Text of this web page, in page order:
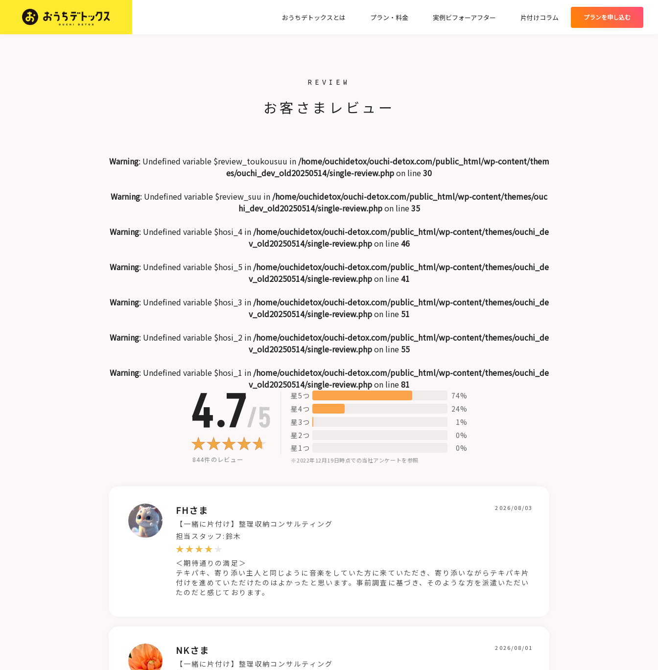
おうちデトックスとは プラン・料金
【オプション】インテリアコンサルプラン
【お掃除】家事代行サービスプラン
実例ビフォーアフター 片付けコラム プランを申し込む
REVIEW
お客さまレビュー
Warning: Undefined variable $review_toukousuu in /home/ouchidetox/ouchi-detox.com/public_html/wp-content/them
es/ouchi_dev_old20250514/single-review.phpon line30
Warning: Undefined variable $review_suu in /home/ouchidetox/ouchi-detox.com/public_html/wp-content/themes/ouc
hi_dev_old20250514/single-review.phpon line35
Warning: Undefined variable $hosi_4 in /home/ouchidetox/ouchi-detox.com/public_html/wp-content/themes/ouchi_de
v_old20250514/single-review.phpon line46
Warning: Undefined variable $hosi_5 in /home/ouchidetox/ouchi-detox.com/public_html/wp-content/themes/ouchi_de
v_old20250514/single-review.phpon line41
Warning: Undefined variable $hosi_3 in /home/ouchidetox/ouchi-detox.com/public_html/wp-content/themes/ouchi_de
v_old20250514/single-review.phpon line 51
Warning: Undefined variable $hosi_2 in /home/ouchidetox/ouchi-detox.com/public_html/wp-content/themes/ouchi_de
v_old20250514/single-review.phpon line 55
Warning: Undefined variable $hosi_1 in /home/ouchidetox/ouchi-detox.com/public_html/wp-content/themes/ouchi_de
v_old20250514/single-review.phpon line81
4.7/5
844件のレビュー
星5つ
74%
星4つ
24%
星3つ
1%
星2つ
0%
星1つ
0%
※2022年12月19日時点での当社アンケートを参照
FHさま 2026/08/03
【一緒に片付け】整理収納コンサルティング
担当スタッフ:鈴木
＜期待通りの満足＞
テキパキ、寄り添い主人と同じように音楽をしていた方に来ていただき、寄り添いながらテキパキ片
付けを進めていただけたのはよかったと思います。事前調査に基づき、そのような方を派遣いただい
たのだと感じております。
NKさま 2026/08/01
【一緒に片付け】整理収納コンサルティング